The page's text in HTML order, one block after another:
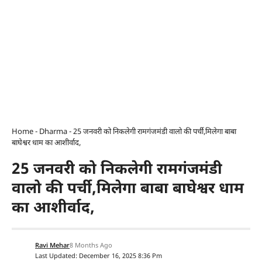
Home- Dharma-25 जनवरी को निकलेगी रामगंजमंडी वालो की पर्ची,मिलेगा बाबा
बाघेश्वर धाम का आशीर्वाद,
25 जनवरी को निकलेगी रामगंजमंडी
वालो की पर्ची,मिलेगा बाबा बाघेश्वर धाम
का आशीर्वाद,
Last Updated: December 16, 2025 8:36 Pm
Ravi Mehar8 Months Ago